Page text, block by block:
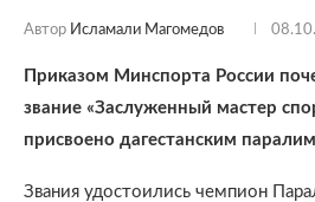
Автор Исламали Магомедов
Приказом Минспорта России
звание «Заслуженный мастер
присвоено дагестанским
Звания удостоились чемпион